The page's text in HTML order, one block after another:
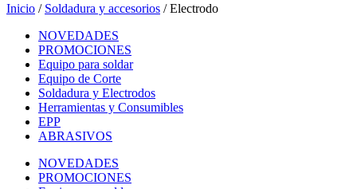
Inicio / Soldadura y accesorios / Electrodo
NOVEDADES
PROMOCIONES
Equipo para soldar
Equipo de Corte
Soldadura y Electrodos
Herramientas y Consumibles
EPP
ABRASIVOS
NOVEDADES
PROMOCIONES